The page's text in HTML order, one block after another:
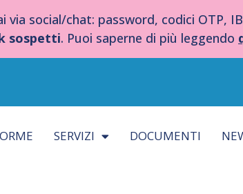
via social/chat: password, codici OTP,
sospetti. Puoi saperne di più leggendo
SERVIZI DOCUMENTI